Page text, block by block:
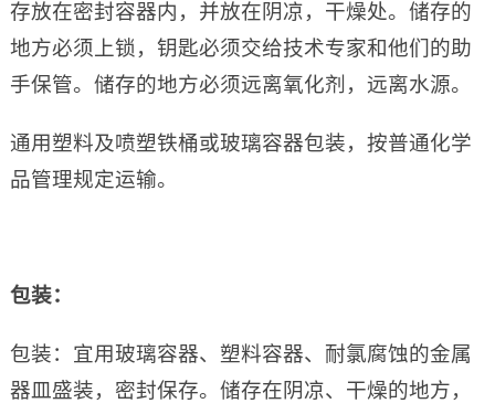
存放在密封容器内，并放在阴凉，干燥处。储存的
地方必须上锁，钥匙必须交给技术专家和他们的助
手保管。储存的地方必须远离氧化剂，远离水源。
通用塑料及喷塑铁桶或玻璃容器包装，按普通化学
品管理规定运输。
包装：
包装：宜用玻璃容器、塑料容器、耐氯腐蚀的金属
器皿盛装，密封保存。储存在阴凉、干燥的地方，